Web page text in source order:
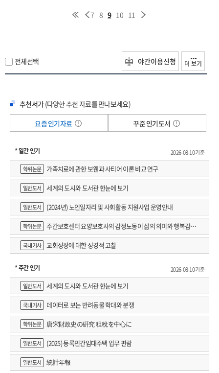
7 8 9 10 11
전체선택 야간이용신청 더 보기
추천서가(다양한 추천 자료를 만나보세요)
요즘 인기자료
꾸준 인기도서
* 일간 인기
2026-08-10 기준
학위논문
가족치료에 관한 보웬과 사티어 이론 비교 연구
일반도서 세계의 도시와 도서관 한눈에 보기
일반도서 (2024년) 노인일자리 및 사회활동 지원사업 운영안내
학위논문
주간보호센터 요양보호사의 감정노동이 삶의 의미와 행복감에
미치는 영향 : 직무스트레스의 매개효과 검증
국내기사 교회성장에 대한 성경적 고찰
* 주간 인기
2026-08-10 기준
일반도서
세계의 도시와 도서관 한눈에 보기
국내기사 데이터로 보는 반려동물 학대와 분쟁
학위논문 唐宋財政史の硏究 租稅を中心に
일반도서 (2025) 등록민간임대주택 업무 편람
일반도서 統計年報